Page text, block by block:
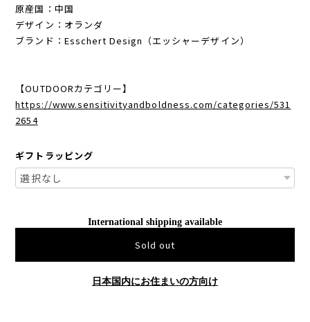
原産国：中国
デザイン：オランダ
ブランド：Esschert Design（エッシャーデザイン）
【OUTDOORカテゴリー】
https://www.sensitivityandboldness.com/categories/531
2654
ギフトラッピング
International shipping available
Sold out
日本国内にお住まいの方向け